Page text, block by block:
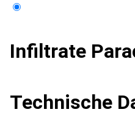
Infiltrate
Technische